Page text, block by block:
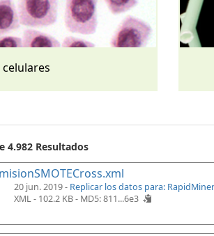
4.982 Resultados
20 jun. 2019 - Replicar los datos para:
XML - 102.2 KB - MD5: 811...6e3